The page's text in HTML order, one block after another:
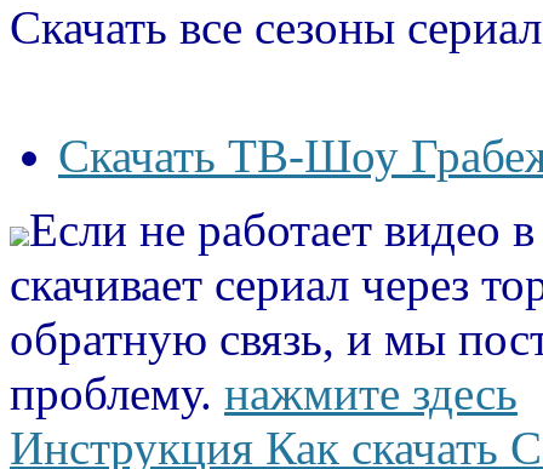
Скачать все сезоны
Скачать ТВ-Шоу
Если не работает видео
скачивает сериал через
обратную связь, и мы
проблему. нажмите здесь
Инструкция Как скачать